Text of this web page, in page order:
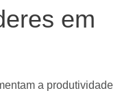
em
a produtividade